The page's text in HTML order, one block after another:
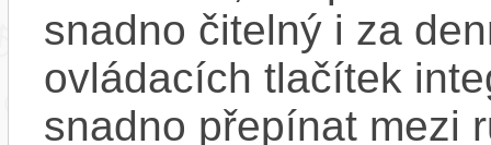
snadno čitelný i za
ovládacích tlačítek
snadno přepínat mezi